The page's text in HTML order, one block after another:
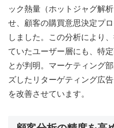
ック熱量（ホットジャグ解
せ、顧客の購買意思決定プ
しました。この分析により
ていたユーザー層にも、特
とが判明。マーケティング
ズしたリターゲティング広
を改善させています。